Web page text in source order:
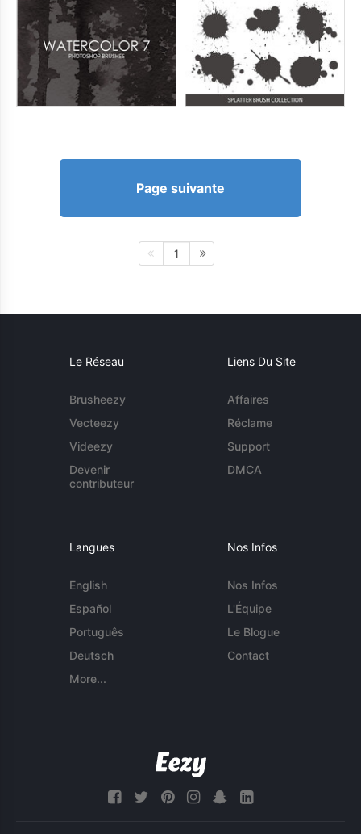
Page suivante
1
Le Réseau
Brusheezy
Vecteezy
Videezy
Devenir
contributeur
Liens Du Site
Affaires
Réclame
Support
DMCA
Langues
English
Español
Português
Deutsch
More...
Nos Infos
Nos Infos
L'Équipe
Le Blogue
Contact